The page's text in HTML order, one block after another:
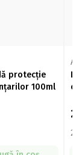
protecție
100ml